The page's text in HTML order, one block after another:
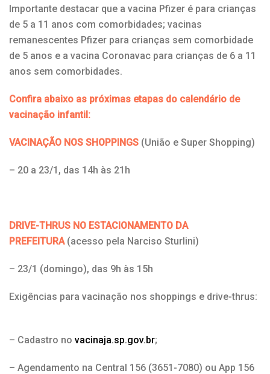
Importante destacar que a vacina Pfizer é para crianças
de 5 a 11 anos com comorbidades; vacinas
remanescentes Pfizer para crianças sem comorbidade
de 5 anos e a vacina Coronavac para crianças de 6 a 11
anos sem comorbidades.
Confira abaixo as próximas etapas do calendário de
vacinação infantil:
VACINAÇÃO NOS SHOPPINGS (União e Super Shopping)
– 20 a 23/1, das 14h às 21h
DRIVE-THRUS NO ESTACIONAMENTO DA
PREFEITURA (acesso pela Narciso Sturlini)
– 23/1 (domingo), das 9h às 15h
Exigências para vacinação nos shoppings e drive-thrus:
– Cadastro no vacinaja.sp.gov.br;
– Agendamento na Central 156 (3651-7080) ou App 156